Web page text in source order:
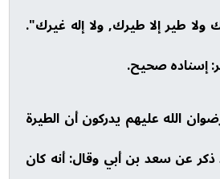
ولا طير إلا طيرك, ولا إله غيرك".
إسناده صحيح.
الله عليهم يدركون أن الطيرة
عن سعد بن أبي وقال: أنه كان